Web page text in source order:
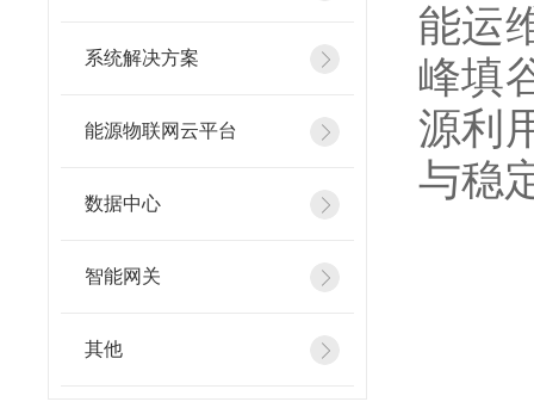
系统解决方案
能源物联网云平台
数据中心
智能网关
其他
能运
峰填
源利
与稳